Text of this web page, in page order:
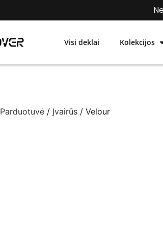
Visi deklai Kolekcijos
Parduotuvė / Įvairūs / Velour